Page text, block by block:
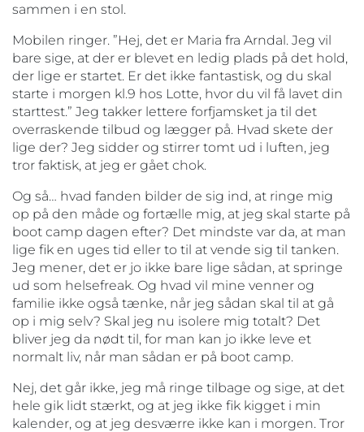
sammen i en stol.
Mobilen ringer. ”Hej, det er Maria fra Arndal. Jeg vil
bare sige, at der er blevet en ledig plads på det hold,
der lige er startet. Er det ikke fantastisk, og du skal
starte i morgen kl.9 hos Lotte, hvor du vil få lavet din
starttest.” Jeg takker lettere forfjamsket ja til det
overraskende tilbud og lægger på. Hvad skete der
lige der? Jeg sidder og stirrer tomt ud i luften, jeg
tror faktisk, at jeg er gået chok.
Og så… hvad fanden bilder de sig ind, at ringe mig
op på den måde og fortælle mig, at jeg skal starte på
boot camp dagen efter? Det mindste var da, at man
lige fik en uges tid eller to til at vende sig til tanken.
Jeg mener, det er jo ikke bare lige sådan, at springe
ud som helsefreak. Og hvad vil mine venner og
familie ikke også tænke, når jeg sådan skal til at gå
op i mig selv? Skal jeg nu isolere mig totalt? Det
bliver jeg da nødt til, for man kan jo ikke leve et
normalt liv, når man sådan er på boot camp.
Nej, det går ikke, jeg må ringe tilbage og sige, at det
hele gik lidt stærkt, og at jeg ikke fik kigget i min
kalender, og at jeg desværre ikke kan i morgen. Tror